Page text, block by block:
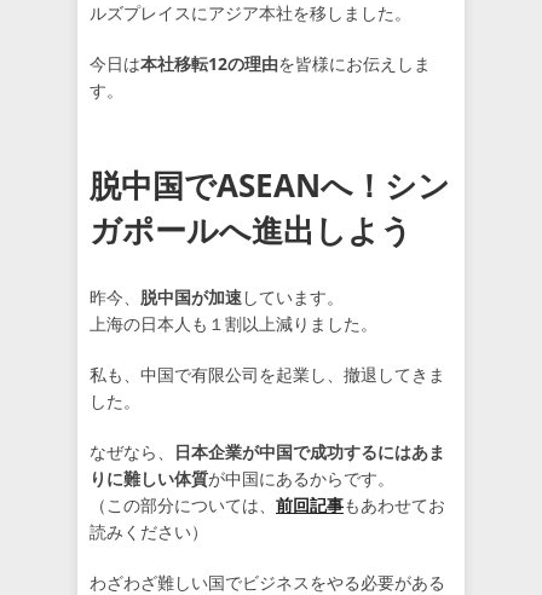
ルズプレイスにアジア本社を移しました。
今日は本社移転12の理由を皆様にお伝えしま
す。
脱中国でASEANへ！シン
ガポールへ進出しよう
昨今、 脱中国が加速しています。
上海の日本人も１割以上減りました。
私も、中国で有限公司を起業し、撤退してきま
した。
なぜなら、
日本企業が中国で成功するにはあま
りに難しい体質が中国にあるからです。
（この部分については、 前回記事もあわせてお
読みください）
わざわざ難しい国でビジネスをやる必要がある